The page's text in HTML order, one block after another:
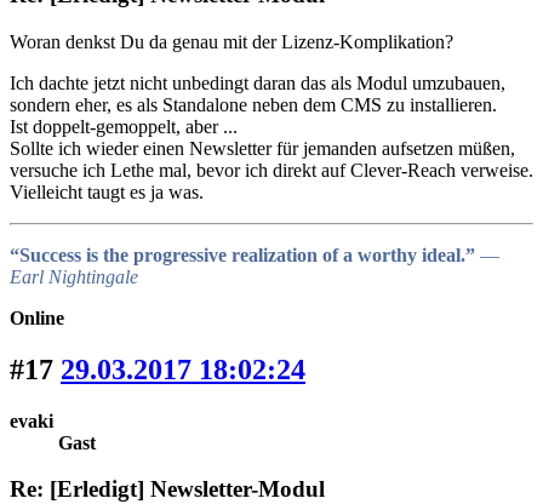
Woran denkst Du da genau mit der Lizenz-Komplikation?
Ich dachte jetzt nicht unbedingt daran das als Modul umzubauen,
sondern eher, es als Standalone neben dem CMS zu installieren.
Ist doppelt-gemoppelt, aber ...
Sollte ich wieder einen Newsletter für jemanden aufsetzen müßen,
versuche ich Lethe mal, bevor ich direkt auf Clever-Reach verweise.
Vielleicht taugt es ja was.
“Success is the progressive realization of a worthy ideal.” ―
Earl Nightingale
Online
#17 29.03.2017 18:02:24
evaki
Gast
Re: [Erledigt] Newsletter-Modul